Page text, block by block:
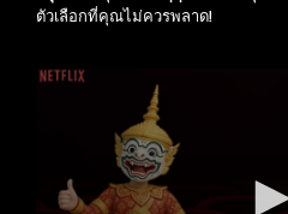
ตัวเลือกที่คุณไม่ควรพลาด!